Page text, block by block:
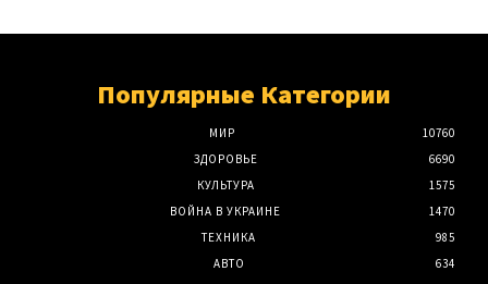
Популярные Категории
МИР
10760
ЗДОРОВЬЕ
6690
КУЛЬТУРА
1575
ВОЙНА В УКРАИНЕ
1470
ТЕХНИКА
985
АВТО
634